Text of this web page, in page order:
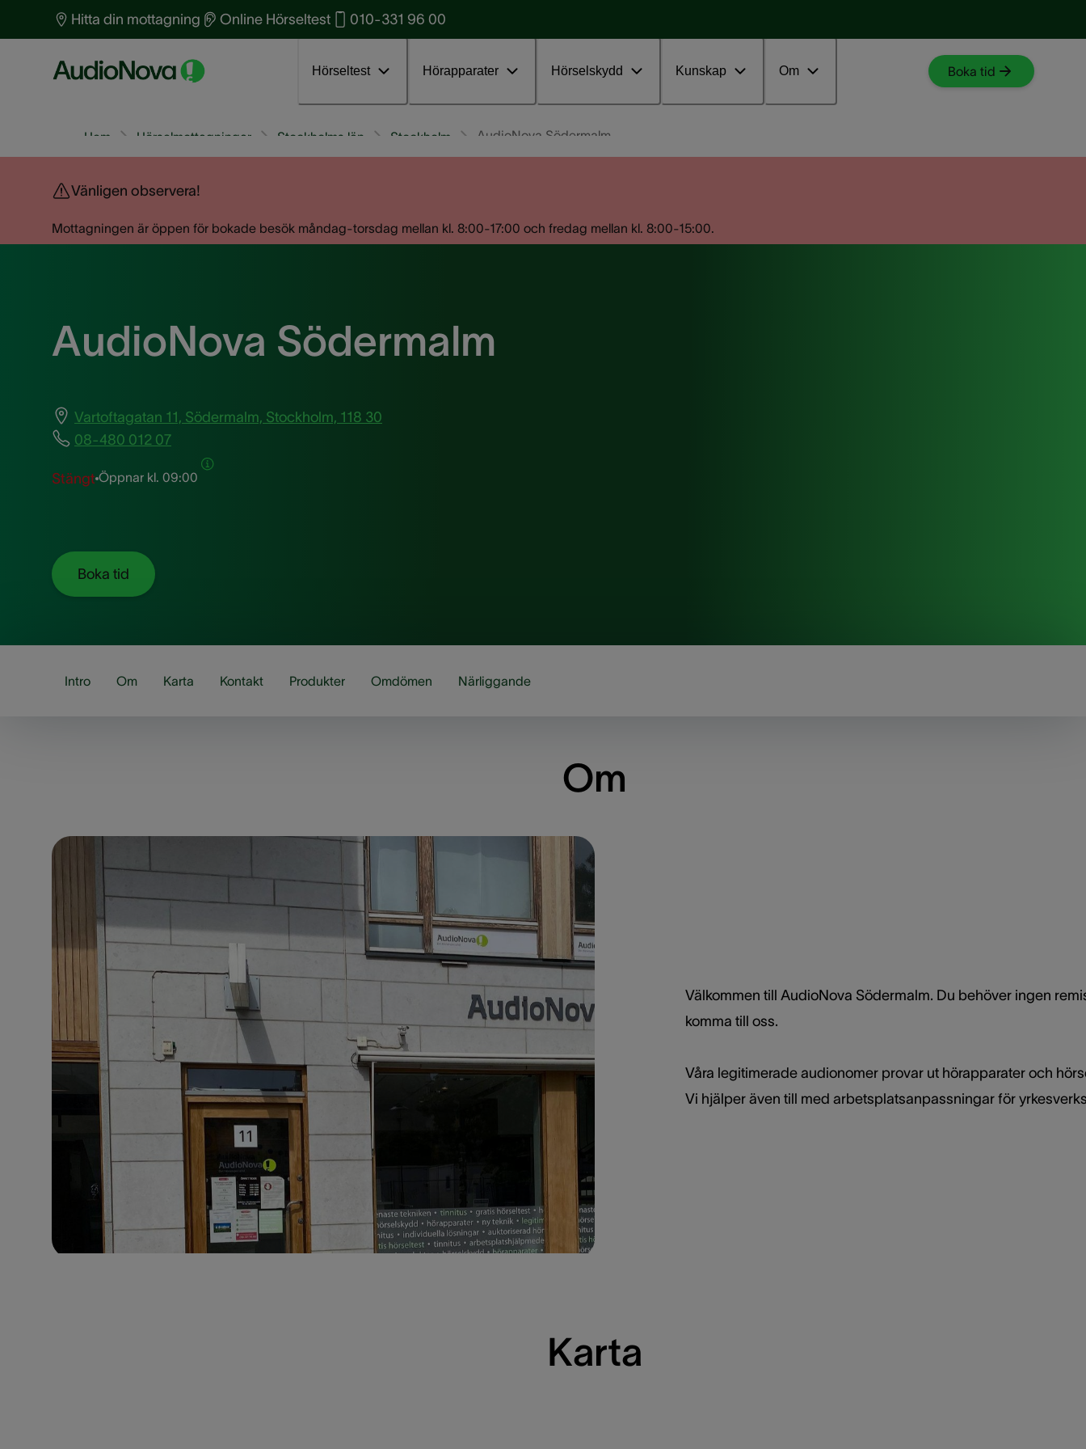
Hitta din mottagning Online Hörseltest 010-331 96 00
Hörseltest Hörapparater Hörselskydd Kunskap Om Boka tid
Boka tid för hörseltest
Starta testet
Starta testet
Klicka här Läs blogginlägg
Om AudioNova
AudioNova Södermalm
Stockholm
Stockholms län
Hörselmottagningar
Hem
Vänligen observera!
Mottagningen är öppen för bokade besök måndag-torsdag mellan kl. 8:00-17:00 och fredag mellan kl. 8:00-15:00.
AudioNova Södermalm
Vartoftagatan 11, Södermalm, Stockholm, 118 30
08-480 012 07
Stängt Öppnar kl. 09:00
Boka tid
Intro Om Karta Kontakt Produkter Omdömen Närliggande
Om
Välkommen till AudioNova Södermalm. Du behöver ingen
komma till oss.
Våra legitimerade audionomer provar ut hörapparater och
Vi hjälper även till med arbetsplatsanpassningar för
Karta